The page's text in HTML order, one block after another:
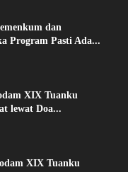
dan
Program Pasti Ada...
XIX Tuanku
lewat Doa...
XIX Tuanku